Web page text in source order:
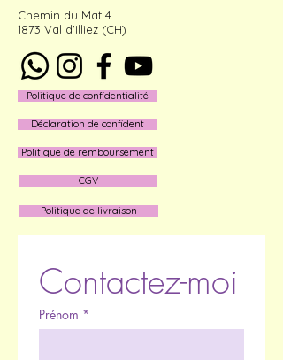
Chemin du Mat 4
1873 Val d'Illiez (CH)
Politique de confidentialité
Déclaration de confident
Politique de remboursement
CGV
Politique de livraison
Contactez-moi
Prénom *